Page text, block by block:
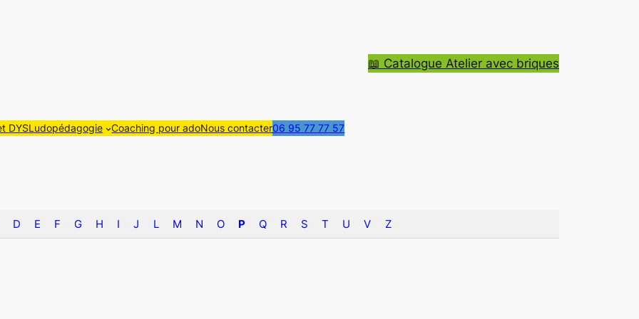
📖 Catalogue Atelier avec briques
DYSLudopédagogie Coaching pour adoNous contacter06 95 77 77 57
D E F G H I J L M N O P Q R S T U V Z